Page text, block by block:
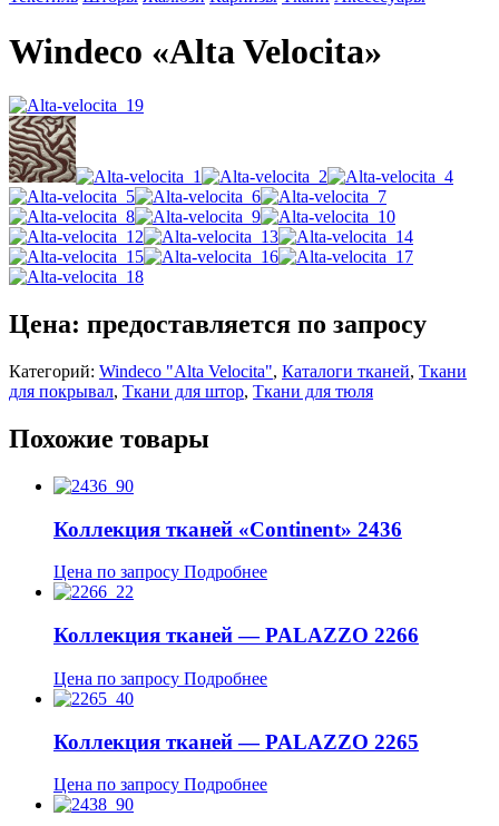
Windeco «Alta Velocita»
Цена: предоставляется по запросу
Категорий: Windeco "Alta Velocita", Каталоги тканей, Ткани
для покрывал, Ткани для штор, Ткани для тюля
Похожие товары
Коллекция тканей «Continent» 2436
Цена по запросу Подробнее
Коллекция тканей — PALAZZO 2266
Цена по запросу Подробнее
Коллекция тканей — PALAZZO 2265
Цена по запросу Подробнее